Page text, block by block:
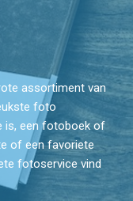
assortiment van
foto
is, een fotoboek of
of een favoriete
fotoservice vind